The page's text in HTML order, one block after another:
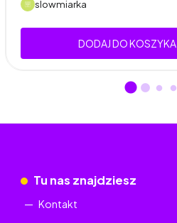
slowmiarka
DODAJ DO KOSZYKA
Tu nas znajdziesz
Kontakt